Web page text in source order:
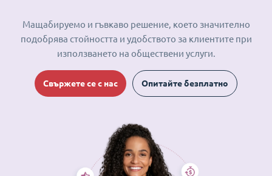
Мащабируемо и гъвкаво решение, което значително
подобрява стойността и удобството за клиентите при
използването на обществени услуги.
Свържете се с нас Опитайте безплатно